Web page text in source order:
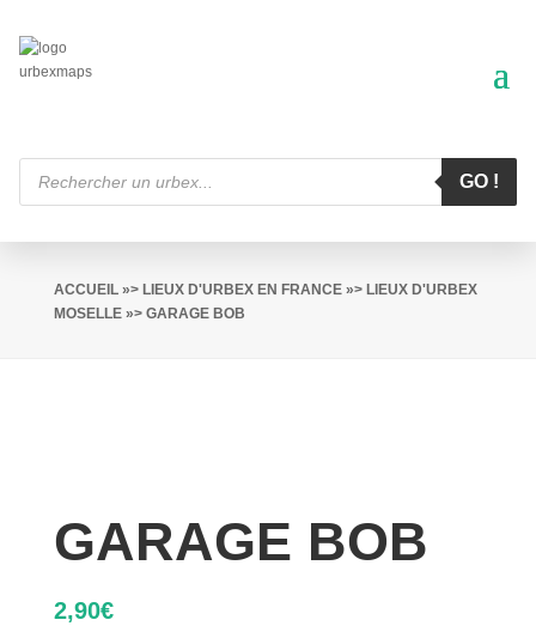
Recherche
produits
GO !
ACCUEIL»> LIEUX D'URBEX EN FRANCE»> LIEUX D'URBEX
MOSELLE»> GARAGE BOB
GARAGE BOB
2,90€